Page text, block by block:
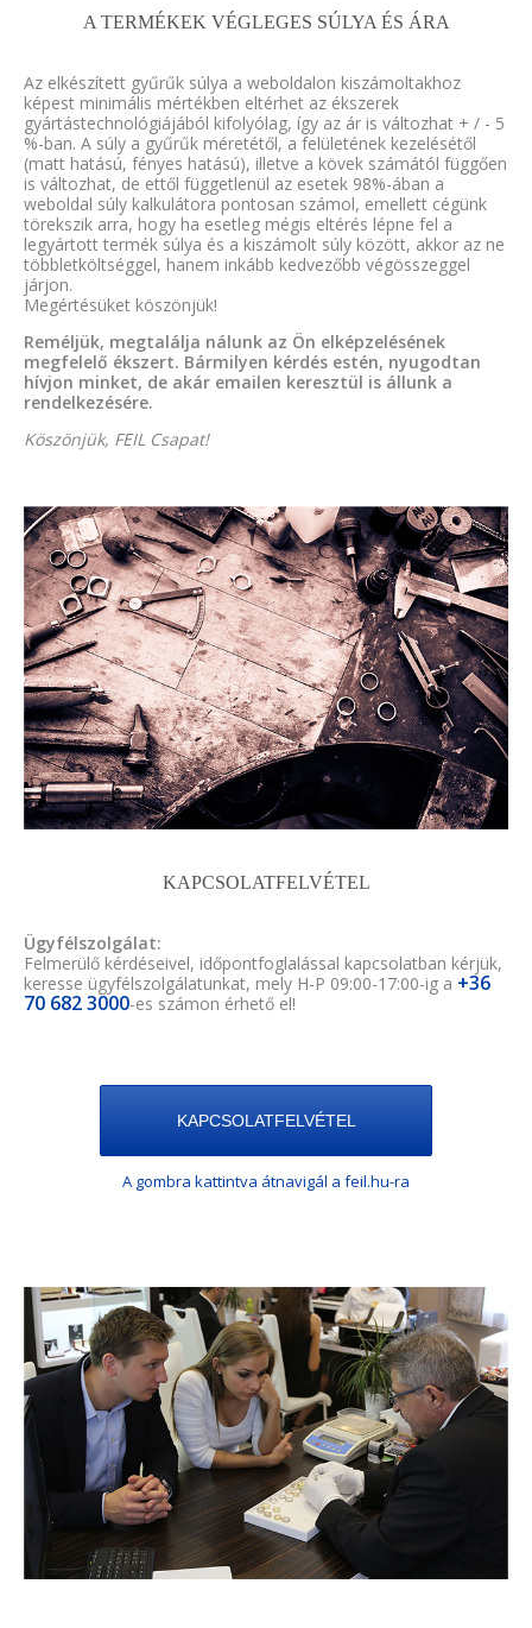
A TERMÉKEK VÉGLEGES SÚLYA ÉS ÁRA
Az elkészített gyűrűk súlya a weboldalon kiszámoltakhoz
képest minimális mértékben eltérhet az ékszerek
gyártástechnológiájából kifolyólag, így az ár is változhat + / - 5
%-ban. A súly a gyűrűk méretétől, a felületének kezelésétől
(matt hatású, fényes hatású), illetve a kövek számától függően
is változhat, de ettől függetlenül az esetek 98%-ában a
weboldal súly kalkulátora pontosan számol, emellett cégünk
törekszik arra, hogy ha esetleg mégis eltérés lépne fel a
legyártott termék súlya és a kiszámolt súly között, akkor az ne
többletköltséggel, hanem inkább kedvezőbb végösszeggel
járjon.
Megértésüket köszönjük!
Reméljük, megtalálja nálunk az Ön elképzelésének
megfelelő ékszert. Bármilyen kérdés estén, nyugodtan
hívjon minket, de akár emailen keresztül is állunk a
rendelkezésére.
Köszönjük, FEIL Csapat!
KAPCSOLATFELVÉTEL
Ügyfélszolgálat:
Felmerülő kérdéseivel, időpontfoglalással kapcsolatban kérjük,
keresse ügyfélszolgálatunkat, mely H-P 09:00-17:00-ig a +36
70 682 3000-es számon érhető el!
KAPCSOLATFELVÉTEL
A gombra kattintva átnavigál a feil.hu-ra